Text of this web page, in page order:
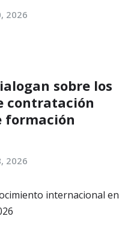
2026
sobre los
contratación
formación
2026